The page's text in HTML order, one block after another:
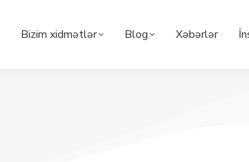
Bizim xidmətlər Blog Xəbərlər